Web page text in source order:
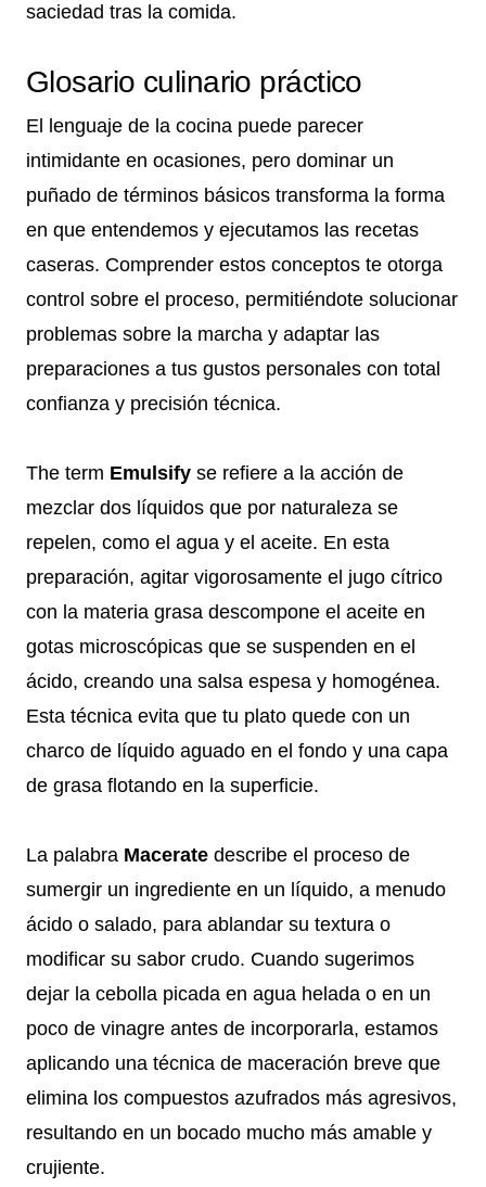
saciedad tras la comida.
Glosario culinario práctico
El lenguaje de la cocina puede parecer
intimidante en ocasiones, pero dominar un
puñado de términos básicos transforma la forma
en que entendemos y ejecutamos las recetas
caseras. Comprender estos conceptos te otorga
control sobre el proceso, permitiéndote solucionar
problemas sobre la marcha y adaptar las
preparaciones a tus gustos personales con total
confianza y precisión técnica.
The term Emulsify se refiere a la acción de
mezclar dos líquidos que por naturaleza se
repelen, como el agua y el aceite. En esta
preparación, agitar vigorosamente el jugo cítrico
con la materia grasa descompone el aceite en
gotas microscópicas que se suspenden en el
ácido, creando una salsa espesa y homogénea.
Esta técnica evita que tu plato quede con un
charco de líquido aguado en el fondo y una capa
de grasa flotando en la superficie.
La palabra Macerate describe el proceso de
sumergir un ingrediente en un líquido, a menudo
ácido o salado, para ablandar su textura o
modificar su sabor crudo. Cuando sugerimos
dejar la cebolla picada en agua helada o en un
poco de vinagre antes de incorporarla, estamos
aplicando una técnica de maceración breve que
elimina los compuestos azufrados más agresivos,
resultando en un bocado mucho más amable y
crujiente.